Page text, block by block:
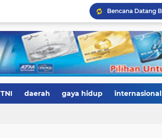
TNI daerah gaya hidup internasional